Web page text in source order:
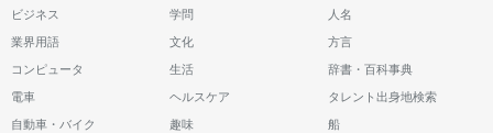
ビジネス 学問 人名
業界用語 文化 方言
コンピュータ 生活 辞書・百科事典
電車 ヘルスケア タレント出身地検索
自動車・バイク 趣味 船